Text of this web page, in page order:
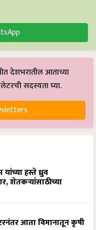
देशभरातील आताच्या
सदस्यता घ्या.
हस्ते ध्रुव
शेतकऱ्यांसाठीच्या
आता विमानातून कृषी